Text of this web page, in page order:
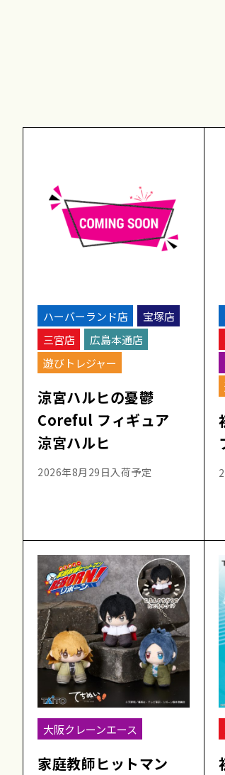
ハーバーランド店
宝塚店
三宮店
広島本通店
遊びトレジャー
涼宮ハルヒの憂鬱
Coreful フィギュア
涼宮ハルヒ
2026年8月29日入荷予定
大阪クレーンエース
家庭教師ヒットマン